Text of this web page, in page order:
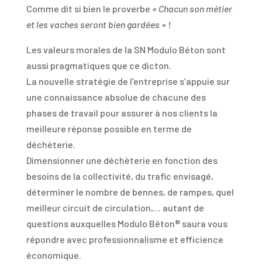
Comme dit si bien le proverbe « Chacun son métier
et les vaches seront bien gardées »!
Les valeurs morales de la SN Modulo Béton sont
aussi pragmatiques que ce dicton.
La nouvelle stratégie de l’entreprise s’appuie sur
une connaissance absolue de chacune des
phases de travail pour assurer à nos clients la
meilleure réponse possible en terme de
déchèterie.
Dimensionner une déchèterie en fonction des
besoins de la collectivité, du trafic envisagé,
déterminer le nombre de bennes, de rampes, quel
meilleur circuit de circulation,… autant de
questions auxquelles Modulo Béton® saura vous
répondre avec professionnalisme et efficience
économique.